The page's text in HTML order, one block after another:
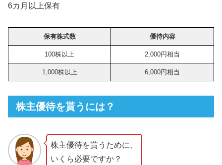
6カ月以上保有
保有株式数 優待内容
100株以上 2,000円相当
1,000株以上 6,000円相当
株主優待を貰うには？
株主優待を貰うために、
いくら必要ですか？